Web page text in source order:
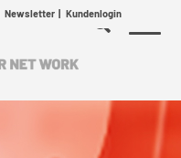
Newsletter| Kundenlogin